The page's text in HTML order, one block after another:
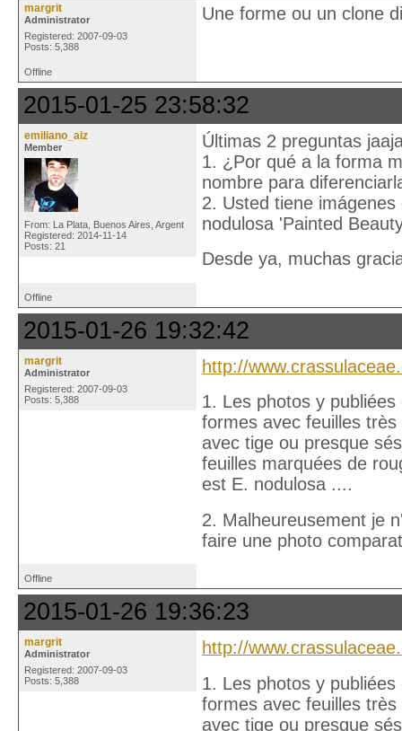
margrit
Administrator
Registered: 2007-09-03
Posts: 5,388
Une forme ou un clone
Offline
2015-01-25 23:58:32
emiliano_aiz
Member
From: La Plata, Buenos Aires, Argent
Registered: 2014-11-14
Posts: 21
Últimas 2 preguntas
1. ¿Por qué a la forma
nombre para
2. Usted tiene
nodulosa 'Painted
Desde ya, muchas
Offline
2015-01-26 19:32:42
margrit
Administrator
Registered: 2007-09-03
Posts: 5,388
http://
1. Les photos y
formes avec feuilles
avec tige ou presque
feuilles marquées de
est E. nodulosa ....
2. Malheureusement je
faire une photo
Offline
2015-01-26 19:36:23
margrit
Administrator
Registered: 2007-09-03
Posts: 5,388
http://
1. Les photos y
formes avec feuilles
avec tige ou presque